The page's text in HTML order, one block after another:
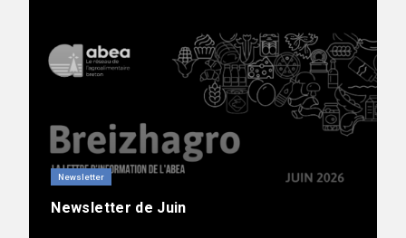
Newsletter
Newsletter de Juin